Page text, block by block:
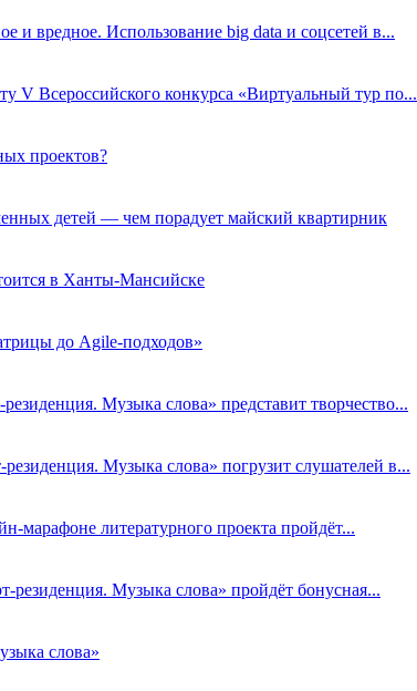
вредное. Использование big data и соцсетей в...
V Всероссийского конкурса «Виртуальный тур по...
проектов?
детей — чем порадует майский квартирник
в Ханты-Мансийске
до Agile‑подходов»
Музыка слова» представит творчество...
Музыка слова» погрузит слушателей в...
марафоне литературного проекта пройдёт...
резиденция. Музыка слова» пройдёт бонусная...
слова»